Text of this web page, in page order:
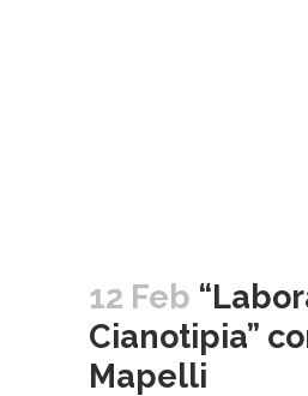
12 Feb
Cianotipia”
Mapelli